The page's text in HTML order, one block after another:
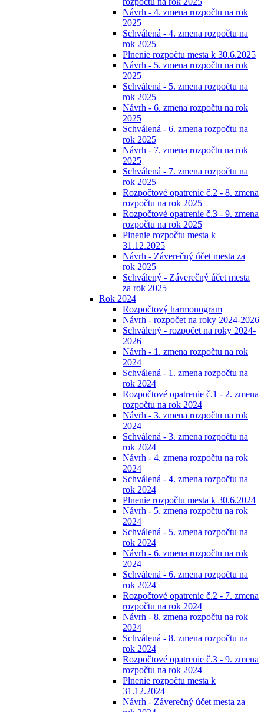
Návrh - 4. zmena rozpočtu na rok
2025
Schválená - 4. zmena rozpočtu na
rok 2025
Plnenie rozpočtu mesta k 30.6.2025
Návrh - 5. zmena rozpočtu na rok
2025
Schválená - 5. zmena rozpočtu na
rok 2025
Návrh - 6. zmena rozpočtu na rok
2025
Schválená - 6. zmena rozpočtu na
rok 2025
Návrh - 7. zmena rozpočtu na rok
2025
Schválená - 7. zmena rozpočtu na
rok 2025
Rozpočtové opatrenie č.2 - 8. zmena
rozpočtu na rok 2025
Rozpočtové opatrenie č.3 - 9. zmena
rozpočtu na rok 2025
Plnenie rozpočtu mesta k
31.12.2025
Návrh - Záverečný účet mesta za
rok 2025
Schválený - Záverečný účet mesta
za rok 2025
Rok 2024
Rozpočtový harmonogram
Návrh - rozpočet na roky 2024-2026
Schválený - rozpočet na roky 2024-
2026
Návrh - 1. zmena rozpočtu na rok
2024
Schválená - 1. zmena rozpočtu na
rok 2024
Rozpočtové opatrenie č.1 - 2. zmena
rozpočtu na rok 2024
Návrh - 3. zmena rozpočtu na rok
2024
Schválená - 3. zmena rozpočtu na
rok 2024
Návrh - 4. zmena rozpočtu na rok
2024
Schválená - 4. zmena rozpočtu na
rok 2024
Plnenie rozpočtu mesta k 30.6.2024
Návrh - 5. zmena rozpočtu na rok
2024
Schválená - 5. zmena rozpočtu na
rok 2024
Návrh - 6. zmena rozpočtu na rok
2024
Schválená - 6. zmena rozpočtu na
rok 2024
Rozpočtové opatrenie č.2 - 7. zmena
rozpočtu na rok 2024
Návrh - 8. zmena rozpočtu na rok
2024
Schválená - 8. zmena rozpočtu na
rok 2024
Rozpočtové opatrenie č.3 - 9. zmena
rozpočtu na rok 2024
Plnenie rozpočtu mesta k
31.12.2024
Návrh - Záverečný účet mesta za